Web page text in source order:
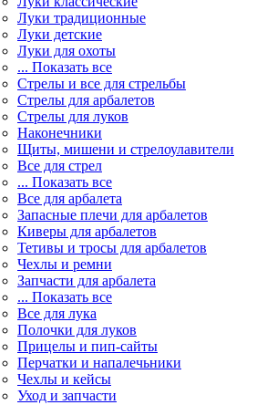
Луки традиционные
Луки детские
Луки для охоты
... Показать все
Стрелы и все для стрельбы
Стрелы для арбалетов
Стрелы для луков
Наконечники
Щиты, мишени и стрелоулавители
Все для стрел
... Показать все
Все для арбалета
Запасные плечи для арбалетов
Киверы для арбалетов
Тетивы и тросы для арбалетов
Чехлы и ремни
Запчасти для арбалета
... Показать все
Все для лука
Полочки для луков
Прицелы и пип-сайты
Перчатки и напалечьники
Чехлы и кейсы
Уход и запчасти